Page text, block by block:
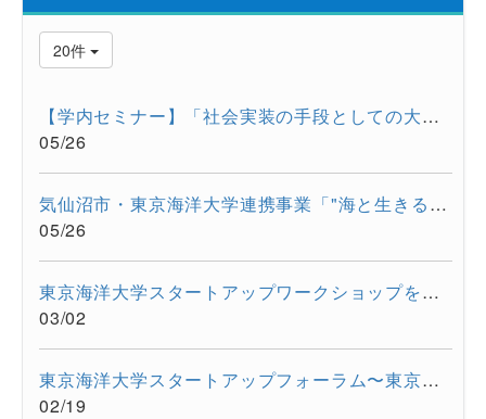
20件
【学内セミナー】「社会実装の手段としての大学発スタートアップ...
05/26
気仙沼市・東京海洋大学連携事業「"海と生きる"連続水産セミナー...
05/26
東京海洋大学スタートアップワークショップを開催しました。
03/02
東京海洋大学スタートアップフォーラム〜東京都大学発スタートア...
02/19